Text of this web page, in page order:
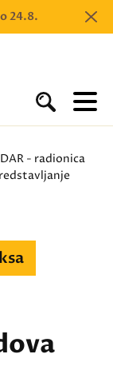
24.8.
- radionica